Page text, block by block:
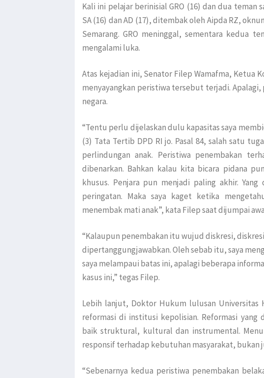
Kali ini pelajar berinisial GRO (16) dan dua teman
SA (16) dan AD (17), ditembak oleh Aipda RZ,
Semarang. GRO meninggal, sementara kedua
mengalami luka.
Atas kejadian ini, Senator Filep Wamafma, Ketua
menyayangkan peristiwa tersebut terjadi.
negara.
“Tentu perlu dijelaskan dulu kapasitas saya
(3) Tata Tertib DPD RI jo. Pasal 84, salah satu
perlindungan anak. Peristiwa penembakan
dibenarkan. Bahkan kalau kita bicara pidana
khusus. Penjara pun menjadi paling akhir.
peringatan. Maka saya kaget ketika
menembak mati anak”, kata Filep saat dijumpai
“Kalaupun penembakan itu wujud diskresi,
dipertanggungjawabkan. Oleh sebab itu, saya
saya melampaui batas ini, apalagi beberapa
kasus ini,” tegas Filep.
Lebih lanjut, Doktor Hukum lulusan Universitas
reformasi di institusi kepolisian. Reformasi yang
baik struktural, kultural dan instrumental.
responsif terhadap kebutuhan masyarakat, bukan
“Sebenarnya kedua peristiwa penembakan